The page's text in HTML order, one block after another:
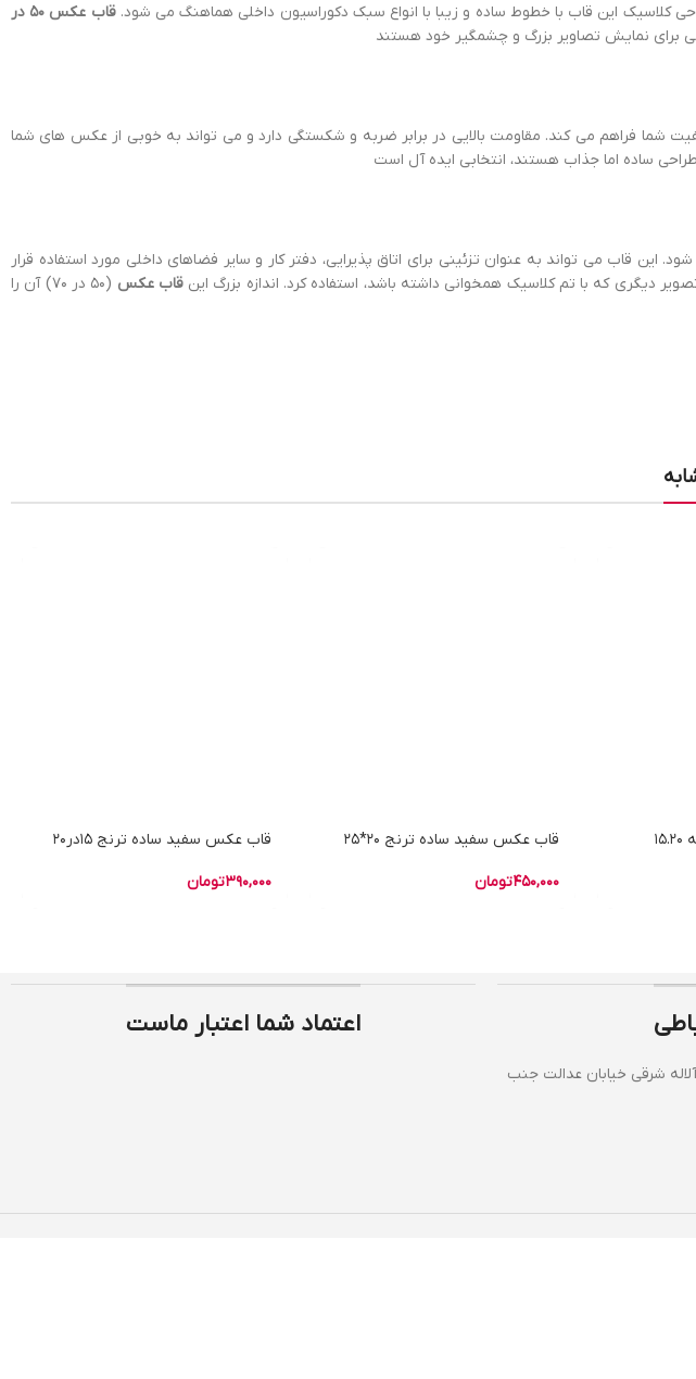
قاب عکس 50 در
برای نمایش تصاویر بزرگ و چشمگیر خود هستند
باکیفیت شما فراهم می کند. مقاومت بالایی در برابر ضربه و شکستگی دارد و می تواند به خوبی از عکس های شما
ساده اما جذاب هستند، انتخابی ایده آل است
گرفته شود. این قاب می تواند به عنوان تزئینی برای اتاق پذیرایی، دفتر کار و سایر فضاهای داخلی مورد استفاده قرار
که با تم کلاسیک همخوانی داشته باشد، استفاده کرد. اندازه بزرگ اینقاب عکس
(50 در 70) آن را
قاب عکس سفید ساده ترنج 20*25
450,000تومان
قاب عکس سفید ساده ترنج 15در20
390,000تومان
آلاله شرقی خیابان عدالت جنب
اعتماد شما اعتبار ماست